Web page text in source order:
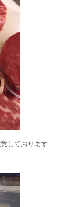
しております